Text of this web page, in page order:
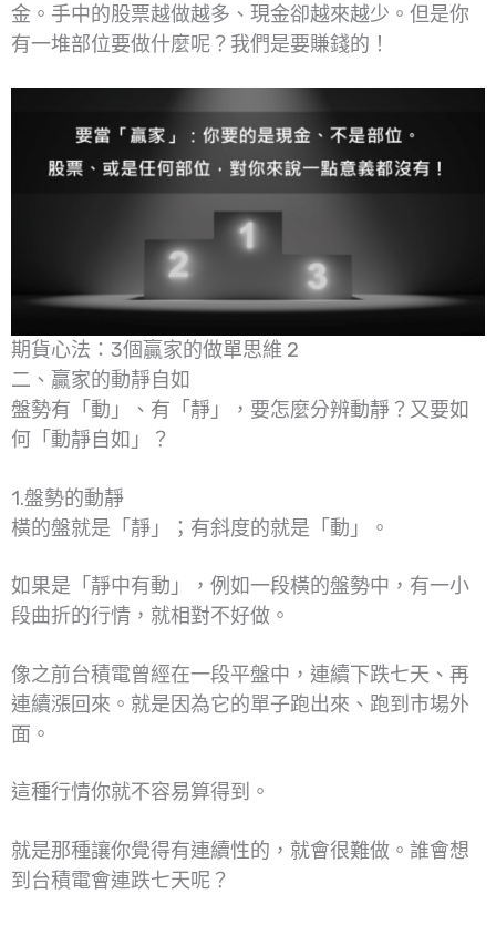
金。手中的股票越做越多、現金卻越來越少。但是你
有一堆部位要做什麼呢？我們是要賺錢的！
期貨心法：3個贏家的做單思維 2
二、贏家的動靜自如
盤勢有「動」、有「靜」，要怎麼分辨動靜？又要如
何「動靜自如」？
1.盤勢的動靜
橫的盤就是「靜」；有斜度的就是「動」。
如果是「靜中有動」，例如一段橫的盤勢中，有一小
段曲折的行情，就相對不好做。
像之前台積電曾經在一段平盤中，連續下跌七天、再
連續漲回來。就是因為它的單子跑出來、跑到市場外
面。
這種行情你就不容易算得到。
就是那種讓你覺得有連續性的，就會很難做。誰會想
到台積電會連跌七天呢？